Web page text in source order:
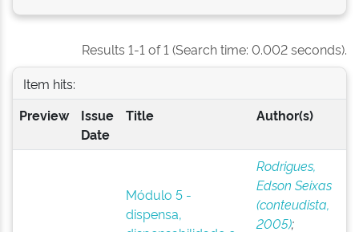
Results 1-1 of 1 (Search time: 0.002 seconds).
Item hits:
Preview
Issue
Date
Title Author(s)
Módulo 5 -
dispensa,
Rodrigues,
Edson Seixas
(conteudista,
2005);